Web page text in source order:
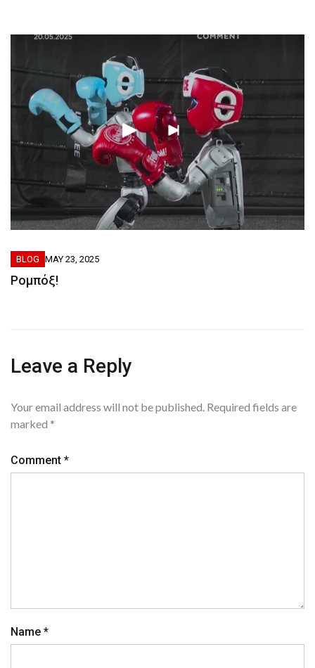
BLOG MAY 23, 2025
Ρομπόξ!
Leave a Reply
Your email address will not be published. Required fields are
marked *
Comment *
Name *